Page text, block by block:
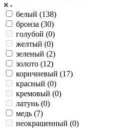
белый (138)
бронза (30)
голубой (0)
желтый (0)
зеленый (2)
золото (12)
коричневый (17)
красный (0)
кремовый (0)
латунь (0)
медь (7)
неокрашенный (0)